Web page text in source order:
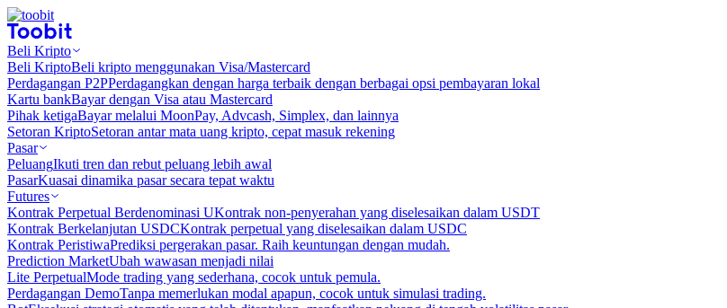
Beli Kripto
Beli KriptoBeli kripto menggunakan Visa/Mastercard
Perdagangan P2PPerdagangkan dengan harga terbaik dengan berbagai opsi pembayaran lokal
Kartu bankBayar dengan Visa atau Mastercard
Pihak ketigaBayar melalui MoonPay, Advcash, Simplex, dan lainnya
Setoran KriptoSetoran antar mata uang kripto, cepat masuk rekening
Pasar
PeluangIkuti tren dan rebut peluang lebih awal
PasarKuasai dinamika pasar secara tepat waktu
Futures
Kontrak Perpetual Berdenominasi UKontrak non-penyerahan yang diselesaikan dalam USDT
Kontrak Berkelanjutan USDCKontrak perpetual yang diselesaikan dalam USDC
Kontrak PeristiwaPrediksi pergerakan pasar. Raih keuntungan dengan mudah.
Prediction MarketUbah wawasan menjadi nilai
Lite PerpetualMode trading yang sederhana, cocok untuk pemula.
Perdagangan DemoTanpa memerlukan modal apapun, cocok untuk simulasi trading.